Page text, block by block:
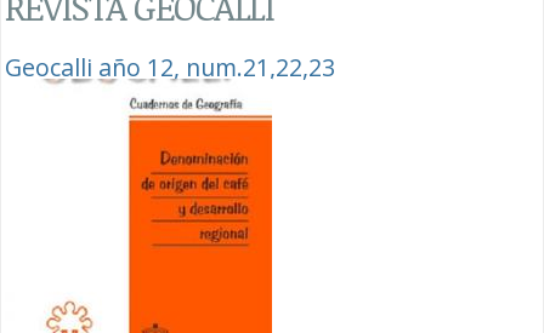
Geocalli año 12, num.21,22,23